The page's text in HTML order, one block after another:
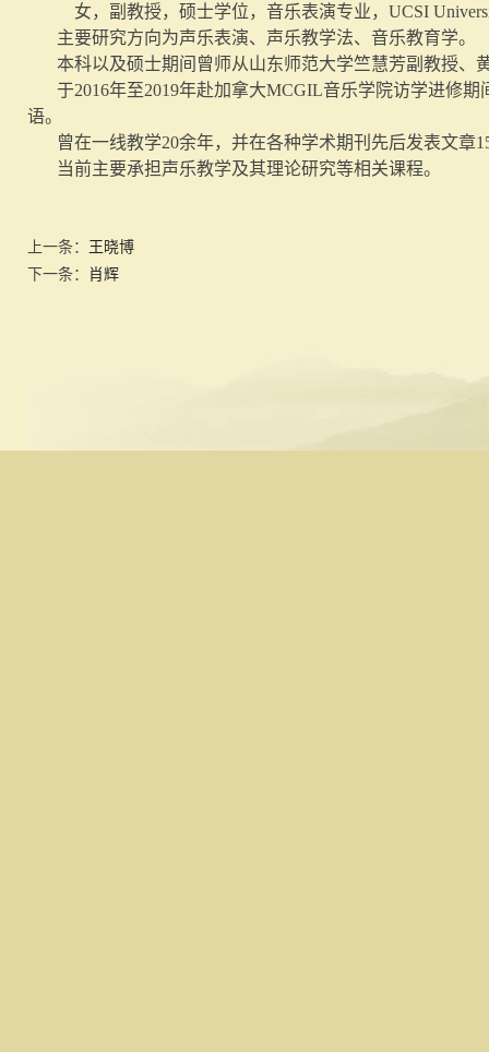
女，副教授，硕士学位，音乐表演专业，UCSI
主要研究方向为声乐表演、声乐教学法、音乐教育学。
本科以及硕士期间曾师从山东师范大学竺慧芳副教授、
于2016年至2019年赴加拿大MCGIL音乐学院访学进修
语。
曾在一线教学20余年，并在各种学术期刊先后发表文章
当前主要承担声乐教学及其理论研究等相关课程。
上一条：
王晓博
下一条：
肖辉